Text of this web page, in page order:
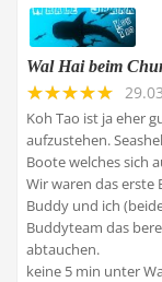
Wal Hai beim
Koh Tao ist ja eher
aufzustehen.
Boote welches sich
Wir waren das erste
Buddy und ich
Buddyteam das
abtauchen.
keine 5 min unter